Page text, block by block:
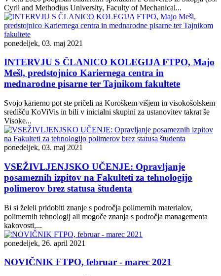
Cyril and Methodius University, Faculty of Mechanical...
ponedeljek, 03. maj 2021
INTERVJU S ČLANICO KOLEGIJA FTPO, Majo
Mešl, predstojnico Kariernega centra in
mednarodne pisarne ter Tajnikom fakultete
Svojo karierno pot ste pričeli na Koroškem višjem in visokošolskem
središču KoViVis in bili v inicialni skupini za ustanovitev takrat še
Visoke...
ponedeljek, 03. maj 2021
VSEŽIVLJENJSKO UČENJE: Opravljanje
posameznih izpitov na Fakulteti za tehnologijo
polimerov brez statusa študenta
Bi si želeli pridobiti znanje s področja polimernih materialov,
polimernih tehnologij ali mogoče znanja s področja managementa
kakovosti,...
ponedeljek, 26. april 2021
NOVIČNIK FTPO, februar - marec 2021